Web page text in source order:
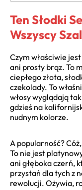
Ten Słodki
Wszyscy
Czym właściwie
ani prosty brąz. To
ciepłego złota,
czekolady. To
włosy wyglądają
gdzieś na
nudnym kolorze.
A popularność?
To nie jest
ani głęboka czerń,
przystań dla tych z
rewolucji. Ożywia,